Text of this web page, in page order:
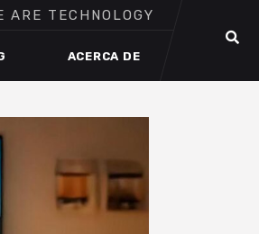
ARE TECHNOLOGY
ACERCA DE